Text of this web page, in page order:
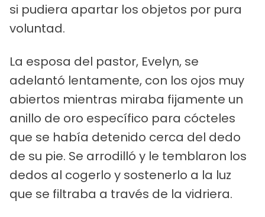
si pudiera apartar los objetos por pura
voluntad.
La esposa del pastor, Evelyn, se
adelantó lentamente, con los ojos muy
abiertos mientras miraba fijamente un
anillo de oro específico para cócteles
que se había detenido cerca del dedo
de su pie. Se arrodilló y le temblaron los
dedos al cogerlo y sostenerlo a la luz
que se filtraba a través de la vidriera.